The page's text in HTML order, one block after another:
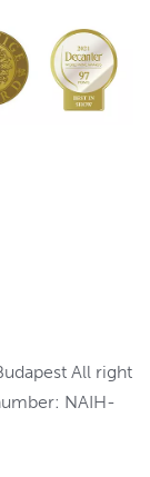
All right
NAIH-